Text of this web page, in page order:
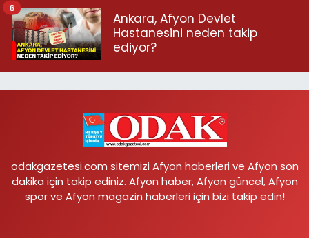
Ankara, Afyon Devlet
Hastanesini neden takip
ediyor?
6
odakgazetesi.com sitemizi Afyon haberleri ve Afyon son
dakika için takip ediniz. Afyon haber, Afyon güncel, Afyon
spor ve Afyon magazin haberleri için bizi takip edin!